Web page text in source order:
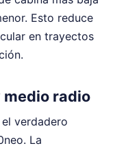
Esto reduce
en trayectos
medio radio
verdadero
La